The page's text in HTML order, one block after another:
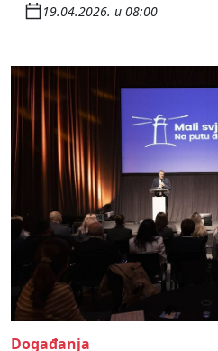
19.04.2026. u 08:00
Događanja